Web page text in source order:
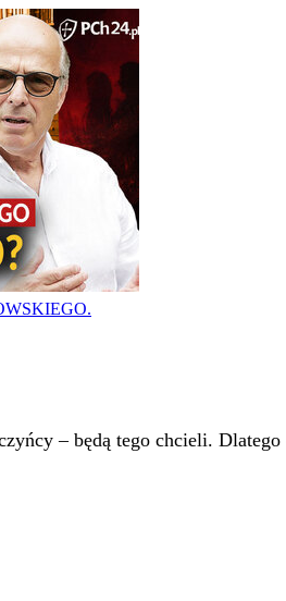
– będą tego chcieli. Dlatego